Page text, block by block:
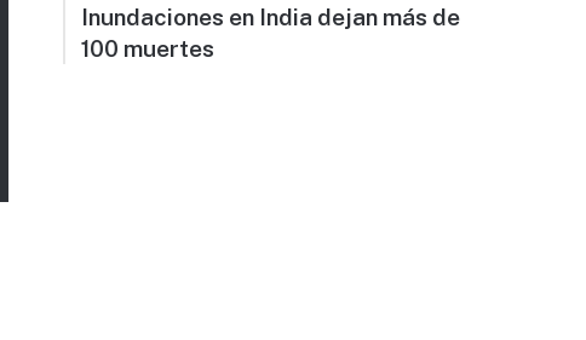
Inundaciones en India dejan más de
100 muertes